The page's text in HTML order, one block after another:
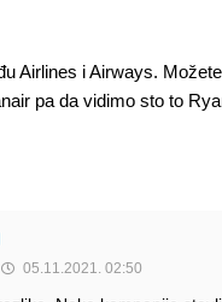
Airlines i Airways.
pa da vidimo sto to
05.11.2021. 02:50